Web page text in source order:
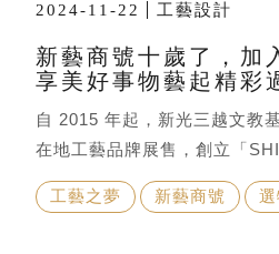
2024-11-22 工藝設計
新藝商號十歲了，加
享美好事物藝起精彩
自 2015 年起，新光三越文教
在地工藝品牌展售，創立「
店。以心靈的觸角經營生活的
多少，而在於用心體會當下的
工藝之夢 新藝商號